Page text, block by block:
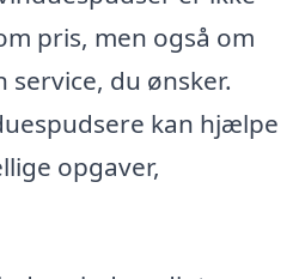
pris, men også om
du ønsker.
kan hjælpe
opgaver,